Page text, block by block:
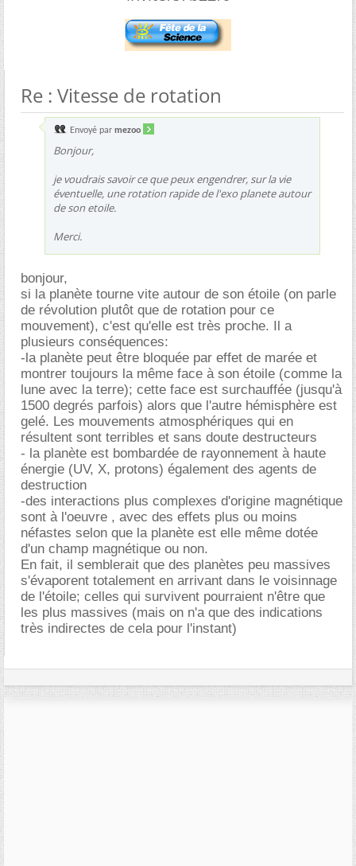
Re : Vitesse de rotation
Envoyé par mezoo
Bonjour,
je voudrais savoir ce que peux engendrer, sur la vie
éventuelle, une rotation rapide de l'exo planete autour
de son etoile.
Merci.
bonjour,
si la planète tourne vite autour de son étoile (on parle
de révolution plutôt que de rotation pour ce
mouvement), c'est qu'elle est très proche. Il a
plusieurs conséquences:
-la planète peut être bloquée par effet de marée et
montrer toujours la même face à son étoile (comme la
lune avec la terre); cette face est surchauffée (jusqu'à
1500 degrés parfois) alors que l'autre hémisphère est
gelé. Les mouvements atmosphériques qui en
résultent sont terribles et sans doute destructeurs
- la planète est bombardée de rayonnement à haute
énergie (UV, X, protons) également des agents de
destruction
-des interactions plus complexes d'origine magnétique
sont à l'oeuvre , avec des effets plus ou moins
néfastes selon que la planète est elle même dotée
d'un champ magnétique ou non.
En fait, il semblerait que des planètes peu massives
s'évaporent totalement en arrivant dans le voisinnage
de l'étoile; celles qui survivent pourraient n'être que
les plus massives (mais on n'a que des indications
très indirectes de cela pour l'instant)